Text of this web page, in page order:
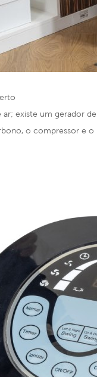
existe um gerador
o compressor e o